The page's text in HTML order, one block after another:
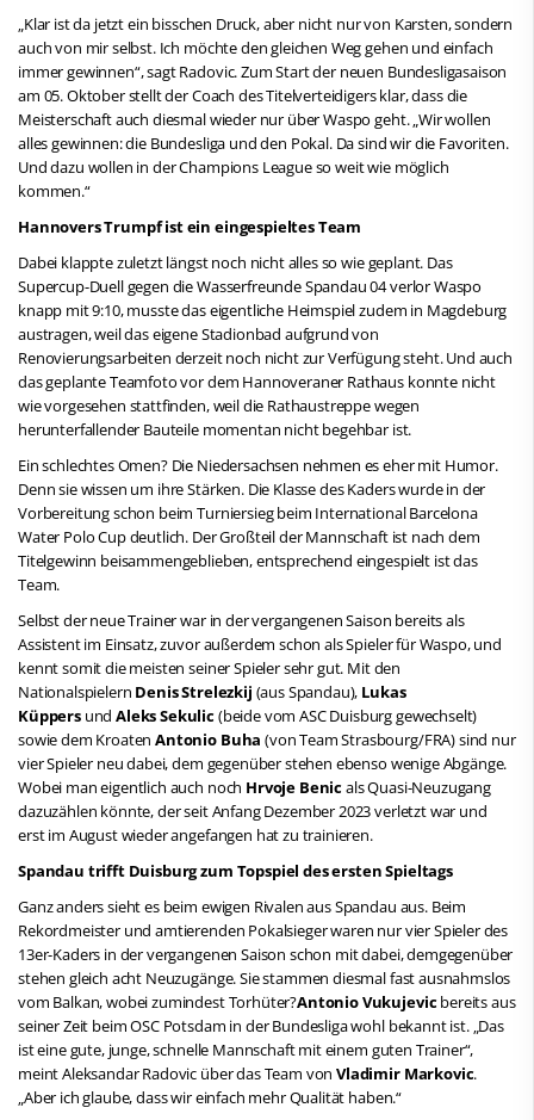
„Klar ist da jetzt ein bisschen Druck, aber nicht nur von Karsten, sondern
auch von mir selbst. Ich möchte den gleichen Weg gehen und einfach
immer gewinnen“, sagt Radovic. Zum Start der neuen Bundesligasaison
am 05. Oktober stellt der Coach des Titelverteidigers klar, dass die
Meisterschaft auch diesmal wieder nur über Waspo geht. „Wir wollen
alles gewinnen: die Bundesliga und den Pokal. Da sind wir die Favoriten.
Und dazu wollen in der Champions League so weit wie möglich
kommen.“
Hannovers Trumpf ist ein eingespieltes Team
Dabei klappte zuletzt längst noch nicht alles so wie geplant. Das
Supercup-Duell gegen die Wasserfreunde Spandau 04 verlor Waspo
knapp mit 9:10, musste das eigentliche Heimspiel zudem in Magdeburg
austragen, weil das eigene Stadionbad aufgrund von
Renovierungsarbeiten derzeit noch nicht zur Verfügung steht. Und auch
das geplante Teamfoto vor dem Hannoveraner Rathaus konnte nicht
wie vorgesehen stattfinden, weil die Rathaustreppe wegen
herunterfallender Bauteile momentan nicht begehbar ist.
Ein schlechtes Omen? Die Niedersachsen nehmen es eher mit Humor.
Denn sie wissen um ihre Stärken. Die Klasse des Kaders wurde in der
Vorbereitung schon beim Turniersieg beim International Barcelona
Water Polo Cup deutlich. Der Großteil der Mannschaft ist nach dem
Titelgewinn beisammengeblieben, entsprechend eingespielt ist das
Team.
Selbst der neue Trainer war in der vergangenen Saison bereits als
Assistent im Einsatz, zuvor außerdem schon als Spieler für Waspo, und
kennt somit die meisten seiner Spieler sehr gut. Mit den
Nationalspielern Denis Strelezkij (aus Spandau), Lukas
KüppersundAleks Sekulic(beide vom ASC Duisburg gewechselt)
sowie dem KroatenAntonio Buha (von Team Strasbourg/FRA) sind nur
vier Spieler neu dabei, dem gegenüber stehen ebenso wenige Abgänge.
Wobei man eigentlich auch noch Hrvoje Benicals Quasi-Neuzugang
dazuzählen könnte, der seit Anfang Dezember 2023 verletzt war und
erst im August wieder angefangen hat zu trainieren.
Spandau trifft Duisburg zum Topspiel des ersten Spieltags
Ganz anders sieht es beim ewigen Rivalen aus Spandau aus. Beim
Rekordmeister und amtierenden Pokalsieger waren nur vier Spieler des
13er-Kaders in der vergangenen Saison schon mit dabei, demgegenüber
stehen gleich acht Neuzugänge. Sie stammen diesmal fast ausnahmslos
vom Balkan, wobei zumindest Torhüter?Antonio Vukujevicbereits aus
seiner Zeit beim OSC Potsdam in der Bundesliga wohl bekannt ist. „Das
ist eine gute, junge, schnelle Mannschaft mit einem guten Trainer“,
meint Aleksandar Radovic über das Team vonVladimir Markovic.
„Aber ich glaube, dass wir einfach mehr Qualität haben.“